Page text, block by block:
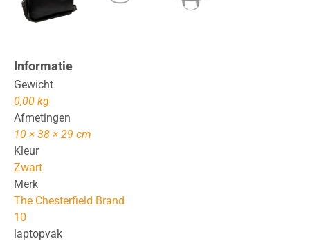
Informatie
Gewicht
0,00 kg
Afmetingen
10 × 38 × 29 cm
Kleur
Zwart
Merk
The Chesterfield Brand
10
laptopvak